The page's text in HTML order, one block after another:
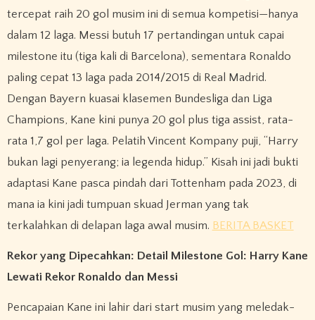
tercepat raih 20 gol musim ini di semua kompetisi—hanya
dalam 12 laga. Messi butuh 17 pertandingan untuk capai
milestone itu (tiga kali di Barcelona), sementara Ronaldo
paling cepat 13 laga pada 2014/2015 di Real Madrid.
Dengan Bayern kuasai klasemen Bundesliga dan Liga
Champions, Kane kini punya 20 gol plus tiga assist, rata-
rata 1,7 gol per laga. Pelatih Vincent Kompany puji, “Harry
bukan lagi penyerang; ia legenda hidup.” Kisah ini jadi bukti
adaptasi Kane pasca pindah dari Tottenham pada 2023, di
mana ia kini jadi tumpuan skuad Jerman yang tak
terkalahkan di delapan laga awal musim. BERITA BASKET
Rekor yang Dipecahkan: Detail Milestone Gol: Harry Kane
Lewati Rekor Ronaldo dan Messi
Pencapaian Kane ini lahir dari start musim yang meledak-